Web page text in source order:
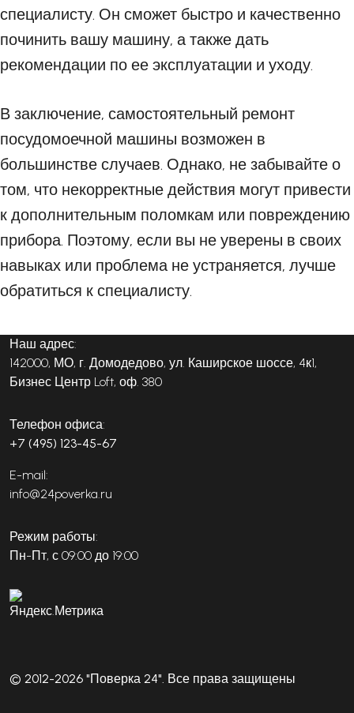
специалисту. Он сможет быстро и качественно
починить вашу машину, а также дать
рекомендации по ее эксплуатации и уходу.
В заключение, самостоятельный ремонт
посудомоечной машины возможен в
большинстве случаев. Однако, не забывайте о
том, что некорректные действия могут привести
к дополнительным поломкам или повреждению
прибора. Поэтому, если вы не уверены в своих
навыках или проблема не устраняется, лучше
обратиться к специалисту.
Наш адрес:
142000, МО, г. Домодедово, ул. Каширское шоссе, 4к1,
Бизнес Центр Loft, оф. 380
Телефон офиса:
+7 (495) 123-45-67
E-mail:
info@24poverka.ru
Режим работы:
Пн-Пт, с 09:00 до 19:00
© 2012-2026 "Поверка 24". Все права защищены